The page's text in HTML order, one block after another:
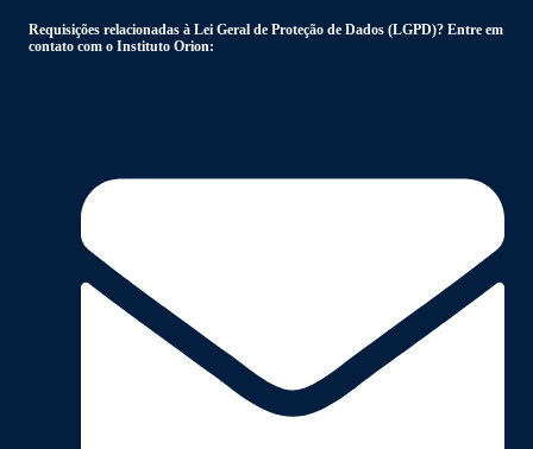
Requisições relacionadas à Lei Geral de Proteção de Dados (LGPD)? Entre em
contato com o Instituto Orion: